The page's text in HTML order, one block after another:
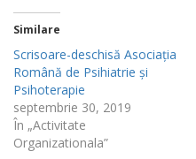
Similare
Scrisoare-deschisă Asociația
Română de Psihiatrie și
Psihoterapie
septembrie 30, 2019
În „Activitate
Organizationala”